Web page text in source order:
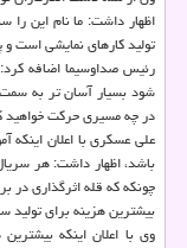
اظهار داشت: ما نام این را
تولید کارهای نمایشی
رئیس صداوسیما اضافه کرد:
شود بسیار آسان تر به
در چه مسیری حرکت خواهید
علی عسکری با اعلان اینکه
باشد، اظهار داشت: هر
چونکه که قله اثرگذاری در
بیشترین هزینه برای
وی با اعلان اینکه